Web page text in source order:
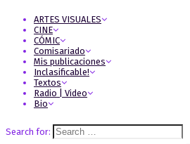
ARTES VISUALES
CINE
CÓMIC
Comisariado
Mis publicaciones
Inclasificable!
Textos
Radio | Video
Bio
Search for: